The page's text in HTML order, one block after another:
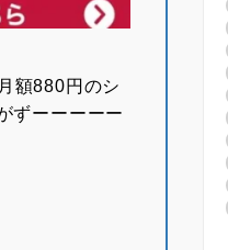
額880円のシ
ずーーーーー